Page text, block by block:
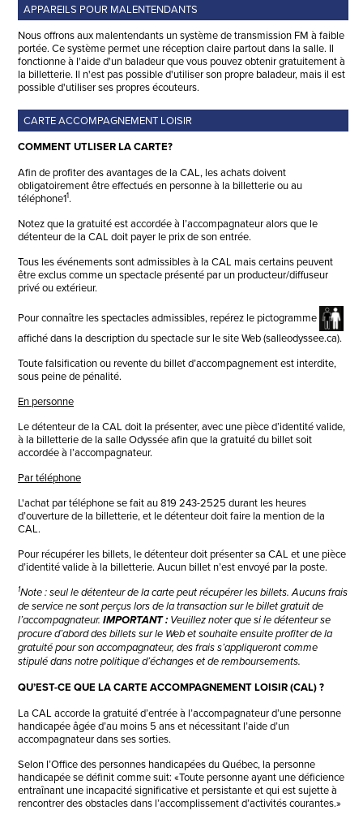
APPAREILS POUR MALENTENDANTS
Nous offrons aux malentendants un système de transmission FM à faible
portée. Ce système permet une réception claire partout dans la salle. Il
fonctionne à l'aide d'un baladeur que vous pouvez obtenir gratuitement à
la billetterie. Il n'est pas possible d'utiliser son propre baladeur, mais il est
possible d'utiliser ses propres écouteurs.
CARTE ACCOMPAGNEMENT LOISIR
COMMENT UTLISER LA CARTE?
Afin de profiter des avantages de la CAL, les achats doivent
obligatoirement être effectués en personne à la billetterie ou au
téléphone11.
Notez que la gratuité est accordée à l’accompagnateur alors que le
détenteur de la CAL doit payer le prix de son entrée.
Tous les événements sont admissibles à la CAL mais certains peuvent
être exclus comme un spectacle présenté par un producteur/diffuseur
privé ou extérieur.
Pour connaître les spectacles admissibles, repérez le pictogramme
affiché dans la description du spectacle sur le site Web (salleodyssee.ca).
Toute falsification ou revente du billet d’accompagnement est interdite,
sous peine de pénalité.
En personne
Le détenteur de la CAL doit la présenter, avec une pièce d’identité valide,
à la billetterie de la salle Odyssée afin que la gratuité du billet soit
accordée à l’accompagnateur.
Par téléphone
L'achat par téléphone se fait au 819 243-2525 durant les heures
d’ouverture de la billetterie, et le détenteur doit faire la mention de la
CAL.
Pour récupérer les billets, le détenteur doit présenter sa CAL et une pièce
d’identité valide à la billetterie. Aucun billet n’est envoyé par la poste.
1Note : seul le détenteur de la carte peut récupérer les billets. Aucuns frais
de service ne sont perçus lors de la transaction sur le billet gratuit de
l’accompagnateur. IMPORTANT : Veuillez noter que si le détenteur se
procure d’abord des billets sur le Web et souhaite ensuite profiter de la
gratuité pour son accompagnateur, des frais s’appliqueront comme
stipulé dans notre politique d’échanges et de remboursements.
QU’EST-CE QUE LA CARTE ACCOMPAGNEMENT LOISIR (CAL) ?
La CAL accorde la gratuité d’entrée à l’accompagnateur d’une personne
handicapée âgée d’au moins 5 ans et nécessitant l’aide d’un
accompagnateur dans ses sorties.
Selon l’Office des personnes handicapées du Québec, la personne
handicapée se définit comme suit: «Toute personne ayant une déficience
entraînant une incapacité significative et persistante et qui est sujette à
rencontrer des obstacles dans l’accomplissement d’activités courantes.»